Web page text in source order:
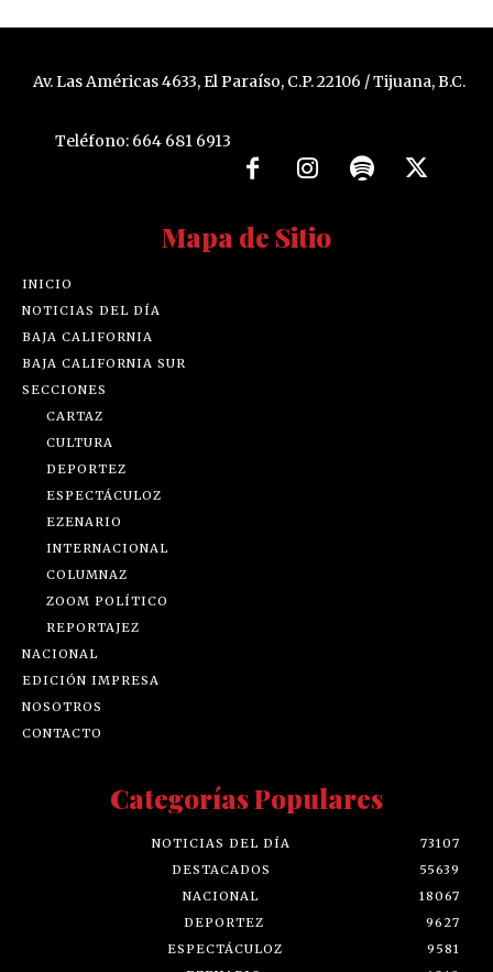
Av. Las Américas 4633, El Paraíso, C.P. 22106 / Tijuana, B.C.
Teléfono: 664 681 6913
Mapa de Sitio
INICIO
NOTICIAS DEL DÍA
BAJA CALIFORNIA
BAJA CALIFORNIA SUR
SECCIONES
CARTAZ
CULTURA
DEPORTEZ
ESPECTÁCULOZ
EZENARIO
INTERNACIONAL
COLUMNAZ
ZOOM POLÍTICO
REPORTAJEZ
NACIONAL
EDICIÓN IMPRESA
NOSOTROS
CONTACTO
Categorías Populares
NOTICIAS DEL DÍA
73107
DESTACADOS
55639
NACIONAL
18067
DEPORTEZ
9627
ESPECTÁCULOZ
9581